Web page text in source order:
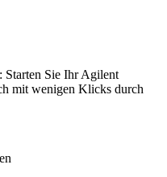
Starten Sie Ihr Agilent
mit wenigen Klicks durch